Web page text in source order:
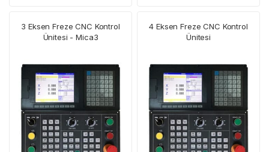
3 Eksen Freze CNC Kontrol
Ünitesi - Mica3
4 Eksen Freze CNC Kontrol
Ünitesi